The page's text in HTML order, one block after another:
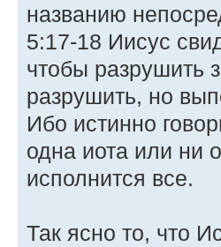
названию
5:17-18 Иисус
чтобы разрушить
разрушить, но
Ибо истинно
одна иота или ни
исполнится все.
Так ясно то, что